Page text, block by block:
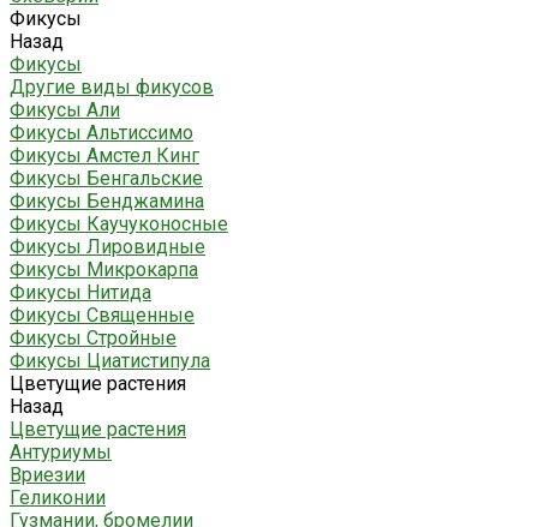
Фикусы
Назад
Фикусы
Другие виды фикусов
Фикусы Али
Фикусы Альтиссимо
Фикусы Амстел Кинг
Фикусы Бенгальские
Фикусы Бенджамина
Фикусы Каучуконосные
Фикусы Лировидные
Фикусы Микрокарпа
Фикусы Нитида
Фикусы Священные
Фикусы Стройные
Фикусы Циатистипула
Цветущие растения
Назад
Цветущие растения
Антуриумы
Вриезии
Геликонии
Гузмании, бромелии